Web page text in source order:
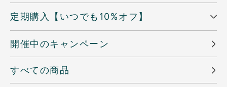
定期購入【いつでも10%オフ】
開催中のキャンペーン
すべての商品